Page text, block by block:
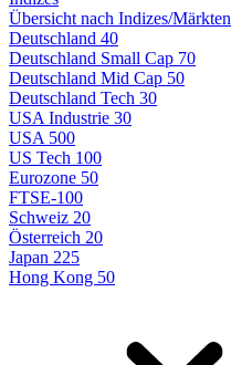
Übersicht nach Indizes/Märkten
Deutschland 40
Deutschland Small Cap 70
Deutschland Mid Cap 50
Deutschland Tech 30
USA Industrie 30
USA 500
US Tech 100
Eurozone 50
FTSE-100
Schweiz 20
Österreich 20
Japan 225
Hong Kong 50